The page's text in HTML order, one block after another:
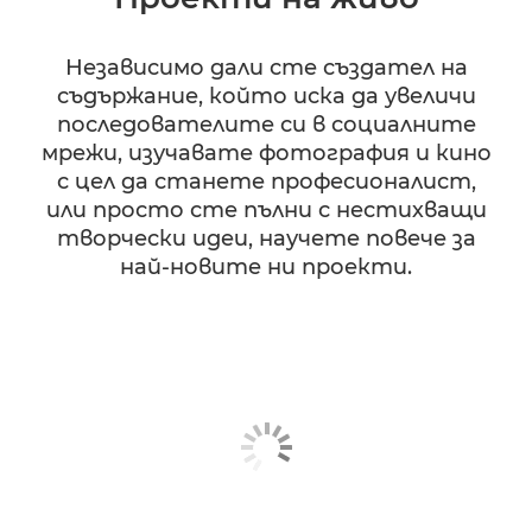
Независимо дали сте създател на
съдържание, който иска да увеличи
последователите си в социалните
мрежи, изучавате фотография и кино
с цел да станете професионалист,
или просто сте пълни с нестихващи
творчески идеи, научете повече за
най-новите ни проекти.